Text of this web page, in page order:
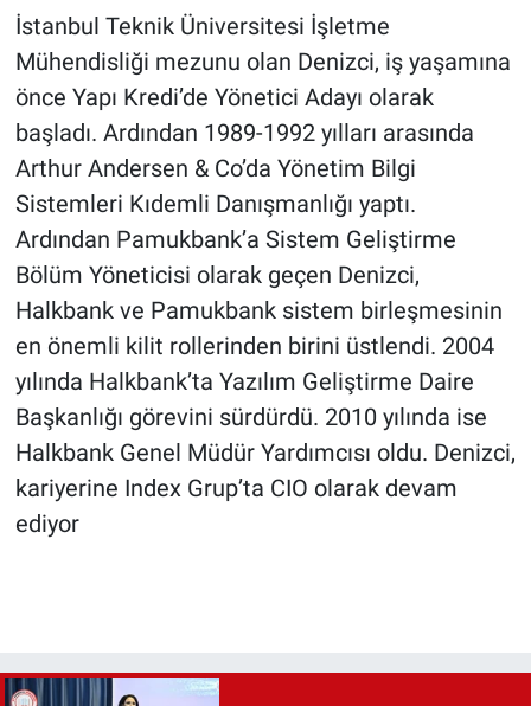
İstanbul Teknik Üniversitesi İşletme
Mühendisliği mezunu olan Denizci, iş yaşamına
önce Yapı Kredi’de Yönetici Adayı olarak
başladı. Ardından 1989-1992 yılları arasında
Arthur Andersen & Co’da Yönetim Bilgi
Sistemleri Kıdemli Danışmanlığı yaptı.
Ardından Pamukbank’a Sistem Geliştirme
Bölüm Yöneticisi olarak geçen Denizci,
Halkbank ve Pamukbank sistem birleşmesinin
en önemli kilit rollerinden birini üstlendi. 2004
yılında Halkbank’ta Yazılım Geliştirme Daire
Başkanlığı görevini sürdürdü. 2010 yılında ise
Halkbank Genel Müdür Yardımcısı oldu. Denizci,
kariyerine Index Grup’ta CIO olarak devam
ediyor